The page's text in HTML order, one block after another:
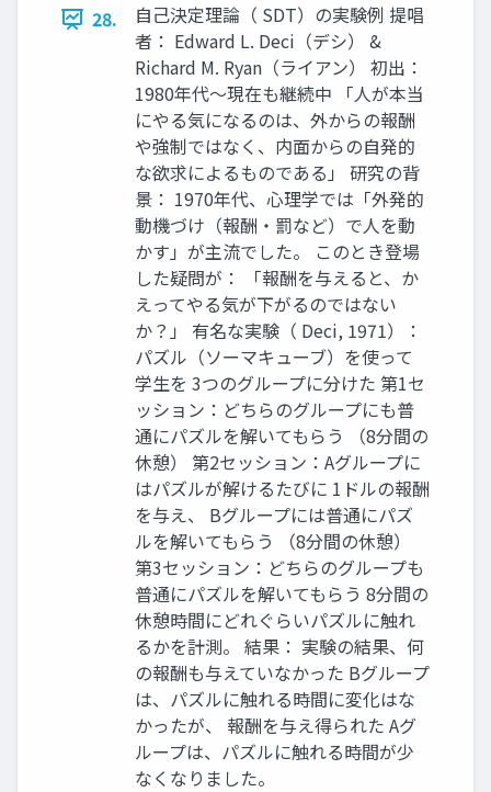
28.
自己決定理論（ SDT）の実験例 提唱
者： Edward L. Deci（デシ） &
Richard M. Ryan（ライアン） 初出：
1980年代〜現在も継続中 「人が本当
にやる気になるのは、外からの報酬
や強制ではなく、内面からの自発的
な欲求によるものである」 研究の背
景： 1970年代、心理学では「外発的
動機づけ（報酬・罰など）で人を動
かす」が主流でした。 このとき登場
した疑問が： 「報酬を与えると、か
えってやる気が下がるのではない
か？」 有名な実験（ Deci, 1971）：
パズル（ソーマキューブ）を使って
学生を 3つのグループに分けた 第1セ
ッション：どちらのグループにも普
通にパズルを解いてもらう （8分間の
休憩） 第2セッション：Aグループに
はパズルが解けるたびに 1ドルの報酬
を与え、 Bグループには普通にパズ
ルを解いてもらう （8分間の休憩）
第3セッション：どちらのグループも
普通にパズルを解いてもらう 8分間の
休憩時間にどれぐらいパズルに触れ
るかを計測。 結果： 実験の結果、何
の報酬も与えていなかった Bグループ
は、パズルに触れる時間に変化はな
かったが、 報酬を与え得られた Aグ
ループは、パズルに触れる時間が少
なくなりました。